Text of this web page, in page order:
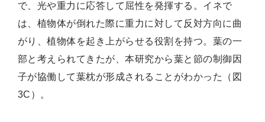
で、光や重力に応答して屈性を発揮する。イネで
は、植物体が倒れた際に重力に対して反対方向に曲
がり、植物体を起き上がらせる役割を持つ。葉の一
部と考えられてきたが、本研究から葉と節の制御因
子が協働して葉枕が形成されることがわかった（図
3C）。